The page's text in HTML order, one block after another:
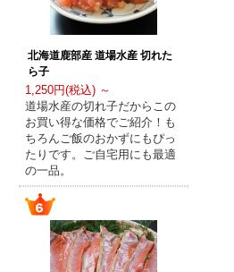
北海道鹿部産 道場水産 切れた
ら子
1,250円(税込) ～
道場水産の切れ子だからこの
お買い得な価格でご紹介！も
ちろんご飯のおかずにもぴっ
たりです。ご自宅用にも最適
の一品。